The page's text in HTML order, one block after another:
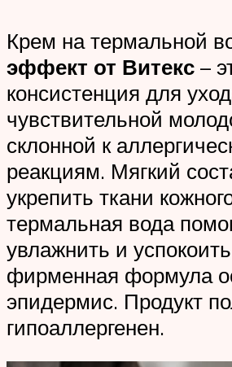
Крем на термальной
эффект от Витекс –
консистенция для
чувствительной
склонной к
реакциям. Мягкий
укрепить ткани
термальная вода
увлажнить и
фирменная формула
эпидермис. Продукт
гипоаллергенен.